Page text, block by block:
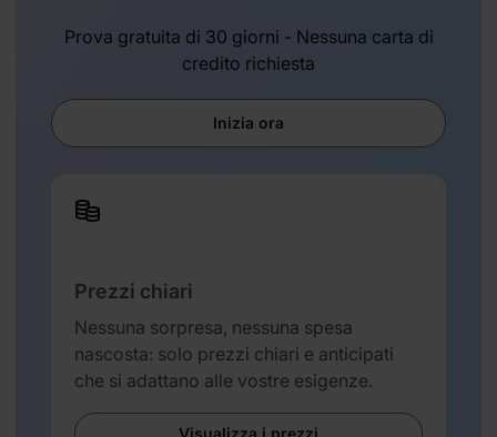
Prova gratuita di 30 giorni - Nessuna carta di
credito richiesta
Inizia ora
Prezzi chiari
Nessuna sorpresa, nessuna spesa
nascosta: solo prezzi chiari e anticipati
che si adattano alle vostre esigenze.